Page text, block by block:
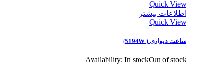
Quick View
اطلاعات بیشتر
Quick View
ساعت دیواری ( 5194W)
Availability:In stockOut of stock